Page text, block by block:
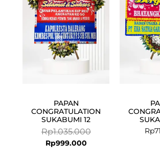
PAPAN
CONGRATULATION
SUKABUMI 12
Rp1.035.000
Rp1.035.000.
Rp999.000
Rp999.000.
Rp